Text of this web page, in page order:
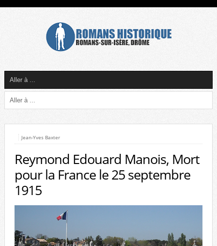
Jean-Yves Baxter
Reymond Edouard Manois, Mort
pour la France le 25 septembre
1915